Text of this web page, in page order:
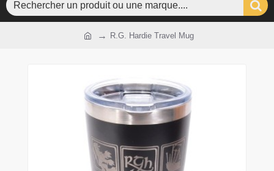
R.G. Hardie Travel Mug